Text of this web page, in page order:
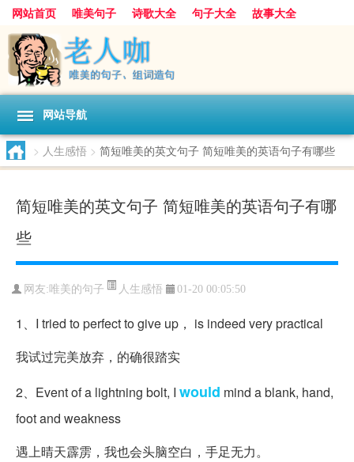
网站首页 唯美句子 诗歌大全 句子大全
故事大全
人生感悟
其他美文 美文欣赏
感人故事
句子分类
网站导航
> 人生感悟 > 简短唯美的英文句子 简短唯美的英语句子有哪些
简短唯美的英文句子 简短唯美的英语句子有哪
些
网友: 唯美的句子 人生感悟 01-20 00:05:50
1、I tried to perfect to give up， is indeed very practical
我试过完美放弃，的确很踏实
2、Event of a lightning bolt, I would mind a blank, hand,
foot and weakness
遇上晴天霹雳，我也会头脑空白，手足无力。